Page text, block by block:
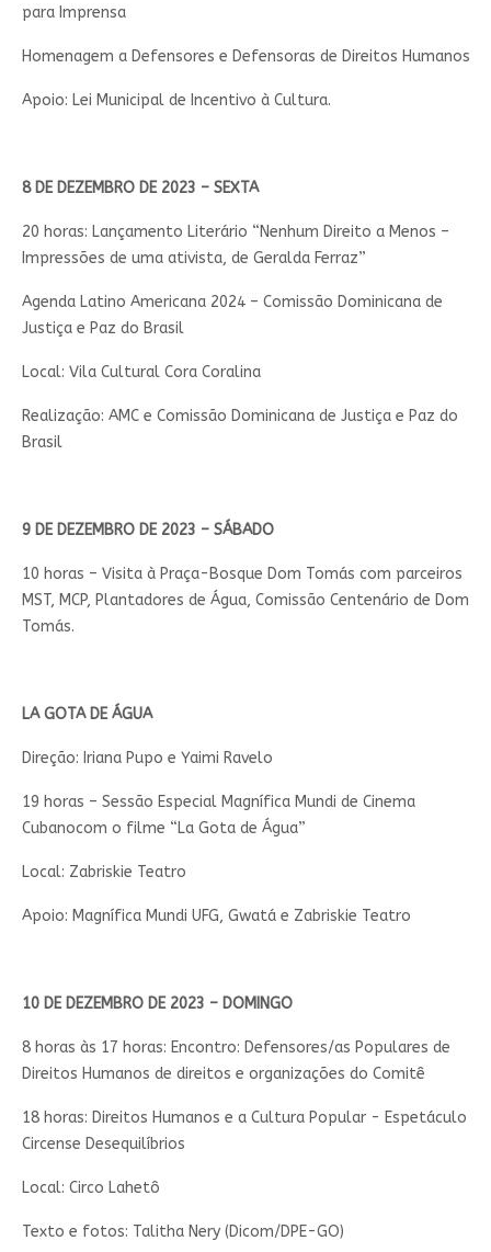
para Imprensa
Homenagem a Defensores e Defensoras de Direitos Humanos
Apoio: Lei Municipal de Incentivo à Cultura.
8 DE DEZEMBRO DE 2023 – SEXTA
20 horas: Lançamento Literário “Nenhum Direito a Menos –
Impressões de uma ativista, de Geralda Ferraz”
Agenda Latino Americana 2024 – Comissão Dominicana de
Justiça e Paz do Brasil
Local: Vila Cultural Cora Coralina
Realização: AMC e Comissão Dominicana de Justiça e Paz do
Brasil
9 DE DEZEMBRO DE 2023 – SÁBADO
10 horas – Visita à Praça-Bosque Dom Tomás com parceiros
MST, MCP, Plantadores de Água, Comissão Centenário de Dom
Tomás.
LA GOTA DE ÁGUA
Direção: Iriana Pupo e Yaimi Ravelo
19 horas – Sessão Especial Magnífica Mundi de Cinema
Cubanocom o filme “La Gota de Água”
Local: Zabriskie Teatro
Apoio: Magnífica Mundi UFG, Gwatá e Zabriskie Teatro
10 DE DEZEMBRO DE 2023 – DOMINGO
8 horas às 17 horas: Encontro: Defensores/as Populares de
Direitos Humanos de direitos e organizações do Comitê
18 horas: Direitos Humanos e a Cultura Popular - Espetáculo
Circense Desequilíbrios
Local: Circo Lahetô
Texto e fotos: Talitha Nery (Dicom/DPE-GO)